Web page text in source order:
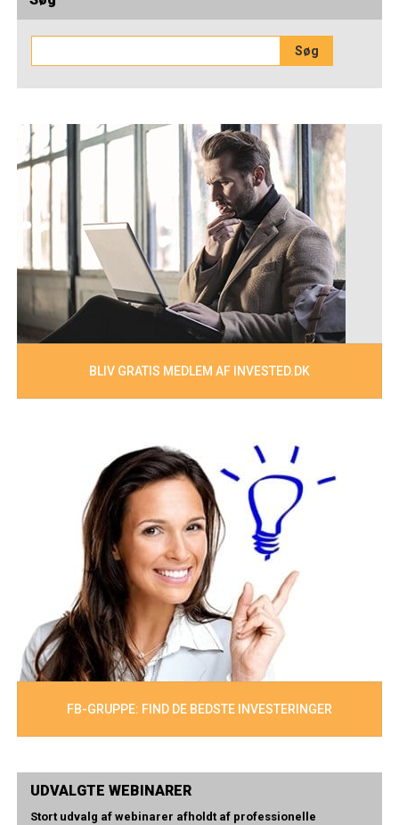
BLIV GRATIS MEDLEM AF INVESTED.DK
FB-GRUPPE: FIND DE BEDSTE INVESTERINGER
UDVALGTE WEBINARER
Stort udvalg af webinarer afholdt af professionelle